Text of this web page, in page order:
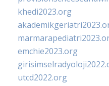
khedi2023.org
emchie2023.org
utcd2022.org